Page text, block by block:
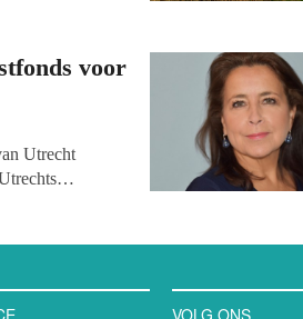
zijn geraakt.
voor
Utrecht